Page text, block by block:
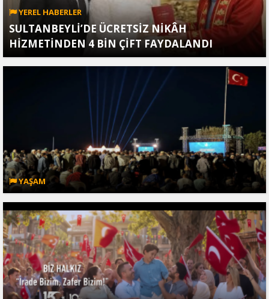
YEREL HABERLER
SULTANBEYLİ’DE ÜCRETSİZ NİKÂH
HİZMETİNDEN 4 BİN ÇİFT FAYDALANDI
YAŞAM